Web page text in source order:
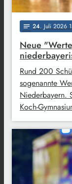
notes 24. Juli 2026
Neue
Rund 200
sogenannte
Niederbayern.
Koch-